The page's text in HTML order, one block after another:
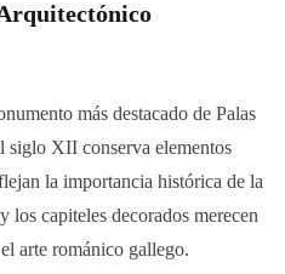
más destacado de Palas
siglo XII conserva elementos
la importancia histórica de la
los capiteles decorados merecen
arte románico gallego.